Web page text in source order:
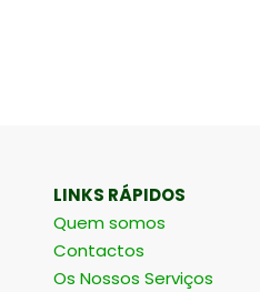
LINKS RÁPIDOS
Quem somos
Contactos
Os Nossos Serviços